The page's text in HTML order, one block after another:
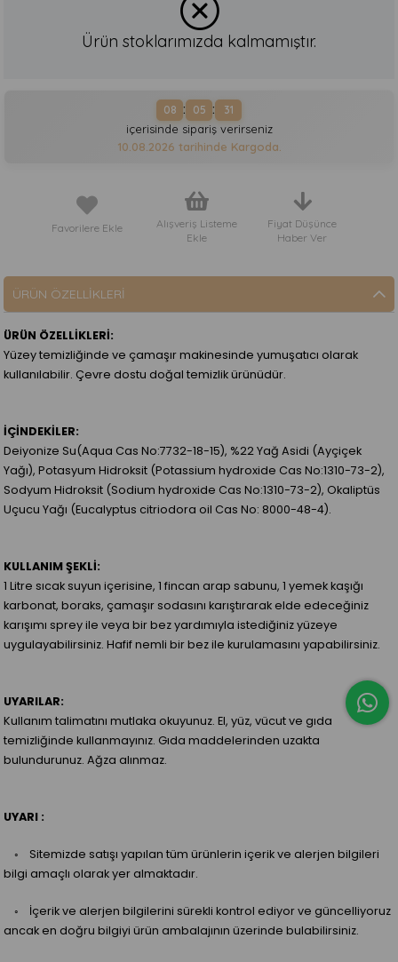
Ürün stoklarımızda kalmamıştır.
08 : 05 : 31
içerisinde sipariş verirseniz
10.08.2026 tarihinde Kargoda.
Favorilere Ekle
Alışveriş Listeme
Ekle
Fiyat Düşünce
Haber Ver
ÜRÜN ÖZELLIKLERI
ÜRÜN ÖZELLİKLERİ:
Yüzey temizliğinde ve çamaşır makinesinde yumuşatıcı olarak
kullanılabilir. Çevre dostu doğal temizlik ürünüdür.
İÇİNDEKİLER:
Deiyonize Su(Aqua Cas No:7732-18-15), %22 Yağ Asidi (Ayçiçek
Yağı), Potasyum Hidroksit (Potassium hydroxide Cas No:1310-73-2),
Sodyum Hidroksit (Sodium hydroxide Cas No:1310-73-2), Okaliptüs
Uçucu Yağı (Eucalyptus citriodora oil Cas No: 8000-48-4).
KULLANIM ŞEKLİ:
1 Litre sıcak suyun içerisine, 1 fincan arap sabunu, 1 yemek kaşığı
karbonat, boraks, çamaşır sodasını karıştırarak elde edeceğiniz
karışımı sprey ile veya bir bez yardımıyla istediğiniz yüzeye
uygulayabilirsiniz. Hafif nemli bir bez ile kurulamasını yapabilirsiniz.
UYARILAR:
Kullanım talimatını mutlaka okuyunuz. El, yüz, vücut ve gıda
temizliğinde kullanmayınız. Gıda maddelerinden uzakta
bulundurunuz. Ağza alınmaz.
UYARI :
◦ Sitemizde satışı yapılan tüm ürünlerin içerik ve alerjen bilgileri
bilgi amaçlı olarak yer almaktadır.
◦ İçerik ve alerjen bilgilerini sürekli kontrol ediyor ve güncelliyoruz
ancak en doğru bilgiyi ürün ambalajının üzerinde bulabilirsiniz.